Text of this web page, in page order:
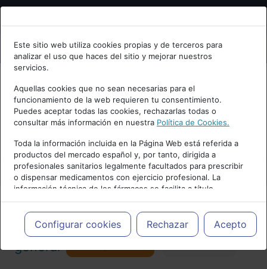
Bienvenid@ a psiquiatria.com
Escribe tu Email
Accede o regístrate con tu email.
Cancelar
Este sitio web utiliza cookies propias y de terceros para
analizar el uso que haces del sitio y mejorar nuestros
servicios.
Aquellas cookies que no sean necesarias para el
funcionamiento de la web requieren tu consentimiento.
Puedes aceptar todas las cookies, rechazarlas todas o
consultar más información en nuestra Política de Cookies.
Toda la información incluida en la Página Web está referida a
productos del mercado español y, por tanto, dirigida a
profesionales sanitarios legalmente facultados para prescribir
o dispensar medicamentos con ejercicio profesional. La
información técnica de los fármacos se facilita a título
meramente informativo, siendo responsabilidad de los
profesionales facultados prescribir medicamentos y decidir, en
cada caso concreto, el tratamiento más adecuado a las
necesidades del paciente.
Configurar cookies Rechazar Acepto
Actualidad y Artículos|Psiquiatría
general